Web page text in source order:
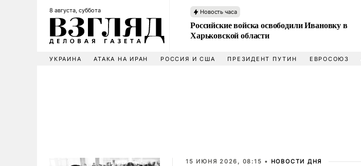
8 августа, суббота Новость часа
Российские войска освободили Ивановку в
Харьковской области
УКРАИНА АТАКА НА ИРАН РОССИЯ И США ПРЕЗИДЕНТ ПУТИН ЕВРОСОЮЗ
15 ИЮНЯ 2026, 08:15 • НОВОСТИ ДНЯ